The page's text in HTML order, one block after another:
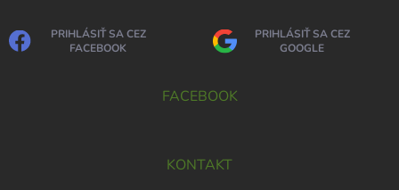
PRIHLÁSIŤ SA CEZ
FACEBOOK
PRIHLÁSIŤ SA CEZ
GOOGLE
FACEBOOK
KONTAKT